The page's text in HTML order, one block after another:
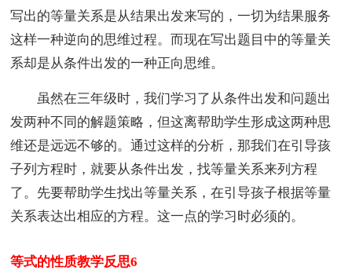
写出的等量关系是从结果出发来写的，一切为结果服务
这样一种逆向的思维过程。而现在写出题目中的等量关
系却是从条件出发的一种正向思维。
虽然在三年级时，我们学习了从条件出发和问题出
发两种不同的解题策略，但这离帮助学生形成这两种思
维还是远远不够的。通过这样的分析，那我们在引导孩
子列方程时，就要从条件出发，找等量关系来列方程
了。先要帮助学生找出等量关系，在引导孩子根据等量
关系表达出相应的方程。这一点的学习时必须的。
等式的性质教学反思6